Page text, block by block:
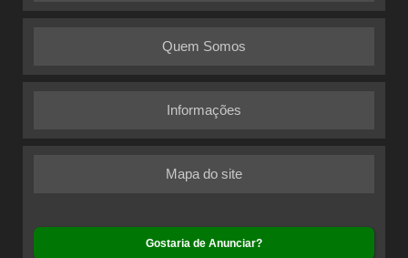
Quem Somos
Informações
Mapa do site
Gostaria de Anunciar?